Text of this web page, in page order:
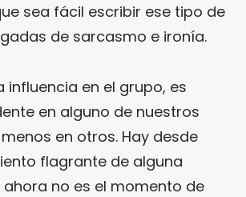
sea fácil escribir ese tipo de
de sarcasmo e ironía.
influencia en el grupo, es
en alguno de nuestros
en otros. Hay desde
flagrante de alguna
no es el momento de